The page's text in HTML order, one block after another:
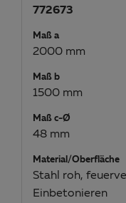
772673
Maß a
2000 mm
Maß b
1500 mm
Maß c-Ø
48 mm
Material/Oberfläche
Stahl roh,
Einbetonieren